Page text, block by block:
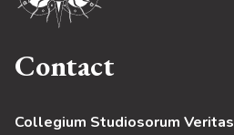
Contact
Collegium Studiosorum Veritas